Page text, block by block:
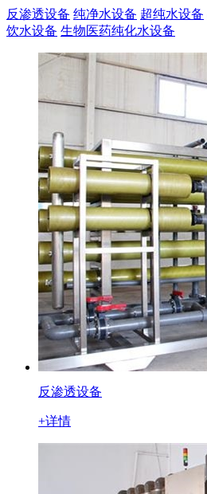
反渗透设备 纯净水设备 超纯水设备
饮水设备 生物医药纯化水设备
反渗透设备
+详情